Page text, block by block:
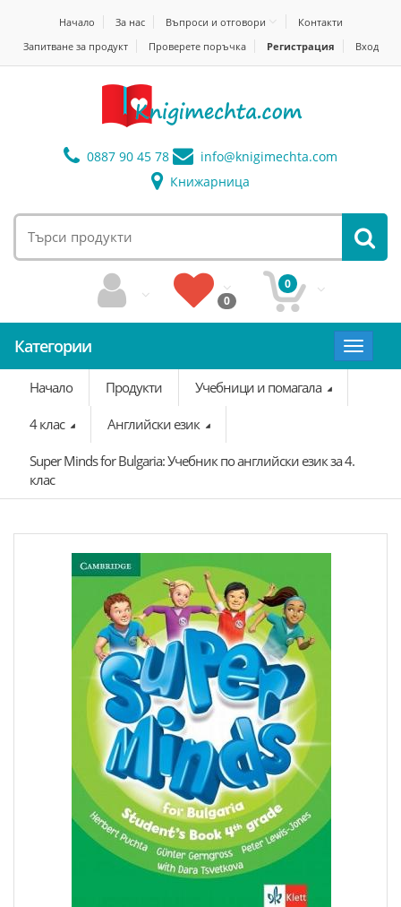
Начало За нас Въпроси и отговори
Контакти
Запитване за продукт
Проверете поръчка Регистрация Вход
0887 90 45 78 info@knigimechta.com
Книжарница
0
0
Категории
Toggle
Начало
Продукти Учебници и помагала
4 клас Английски език
Super Minds for Bulgaria: Учебник по английски език за 4.
клас